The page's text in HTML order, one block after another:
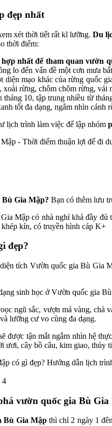
đẹp nhất
xét thời tiết rất kĩ lưỡng. Du
thời điểm:
nhất để tham quan vườn
lo đến vấn đề một cơn mưa
diện mạo khác của rừng quốc
rừng, chôm chôm rừng,
10, tập trung nhiều từ
tốt đa dạng, ngắm nhìn cánh
lịch trình làm việc để lập nhóm
Gia Mập? Bạn có thêm lưu
Mập có nhà nghỉ khá đầy
kín, có truyền hình cáp K+
đẹp?
tích Vườn quốc gia Bù Gia
sinh học ở Vườn quốc gia
ngũ sắc, vượn má vàng,
lưỡng cư vo cùng đa dạng.
được tận mắt ngắm nhìn hệ
ươi, cây bồ câu, kim giao,
4
vườn quốc gia Bù Gia
Bù Gia Mậpthì chỉ 2 ngày 1